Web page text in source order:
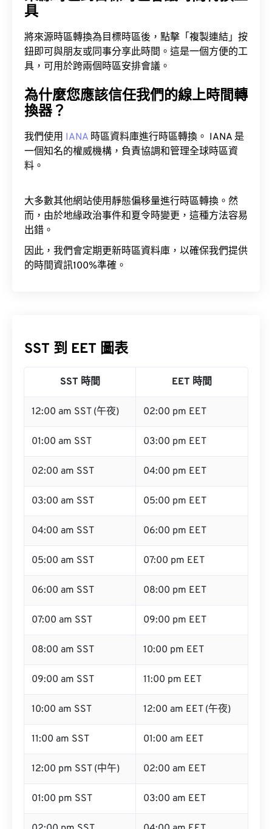
具
將來源時區轉換為目標時區後，點擊「複製連結」按
鈕即可與朋友或同事分享此時間。這是一個方便的工
具，可用於跨兩個時區安排會議。
為什麼您應該信任我們的線上時間轉
換器？
我們使用 IANA 時區資料庫進行時區轉換。 IANA 是
一個知名的權威機構，負責協調和管理全球時區資
料。
大多數其他網站使用靜態偏移量進行時區轉換。然
而，由於地緣政治事件和夏令時變更，這種方法容易
出錯。
因此，我們會定期更新時區資料庫，以確保我們提供
的時間資訊100%準確。
SST 到 EET 圖表
SST 時間 EET 時間
12:00 am SST (午夜) 02:00 pm EET
01:00 am SST 03:00 pm EET
02:00 am SST 04:00 pm EET
03:00 am SST 05:00 pm EET
04:00 am SST 06:00 pm EET
05:00 am SST 07:00 pm EET
06:00 am SST 08:00 pm EET
07:00 am SST 09:00 pm EET
08:00 am SST 10:00 pm EET
09:00 am SST 11:00 pm EET
10:00 am SST 12:00 am EET (午夜)
11:00 am SST 01:00 am EET
12:00 pm SST (中午) 02:00 am EET
01:00 pm SST 03:00 am EET